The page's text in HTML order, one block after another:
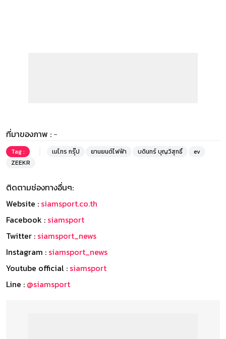
ที่มาของภาพ : -
Tag : เมโทร กรุ๊ป ยานยนต์ไฟฟ้า บดินทร์ บุญวิสุทธิ์
ev
ZEEKR
ติดตามช่องทางอื่นๆ:
Website : siamsport.co.th
Facebook : siamsport
Twitter : siamsport_news
Instagram : siamsport_news
Youtube official : siamsport
Line : @siamsport